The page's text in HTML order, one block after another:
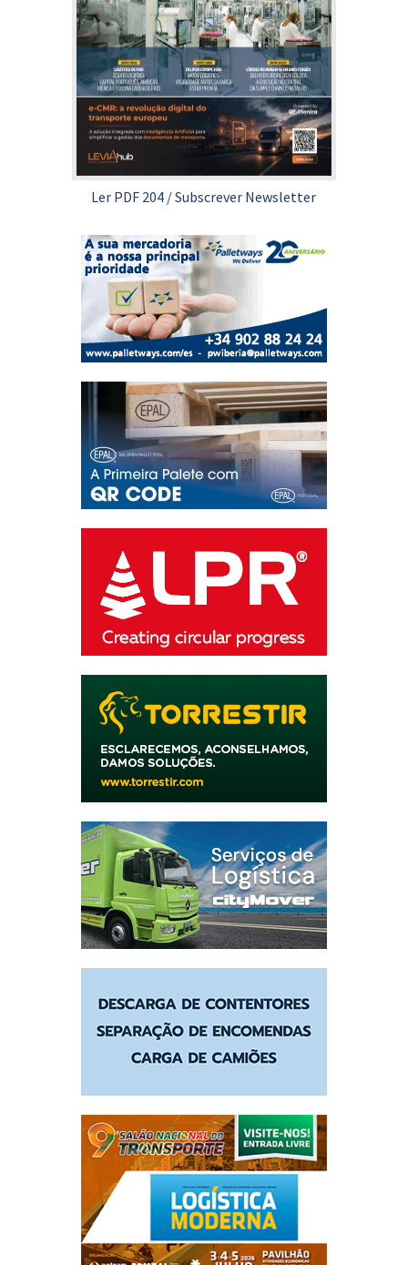
Ler PDF 204 /Subscrever Newsletter